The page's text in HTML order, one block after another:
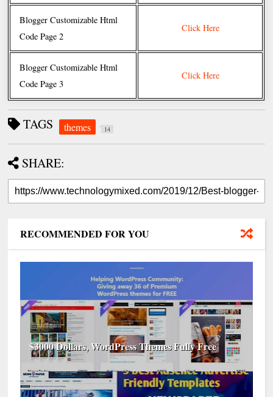
Blogger Customizable Html
Code Page 2
Click Here
Blogger Customizable Html
Code Page 3
Click Here
TAGS themes 14
SHARE:
RECOMMENDED FOR YOU
$3000 Dollars, WordPress Themes Fully Free